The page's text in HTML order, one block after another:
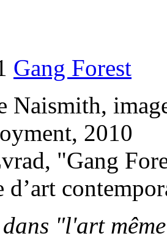
Gang Forest
Naismith,
2010
"Gang
d’art
"l'art